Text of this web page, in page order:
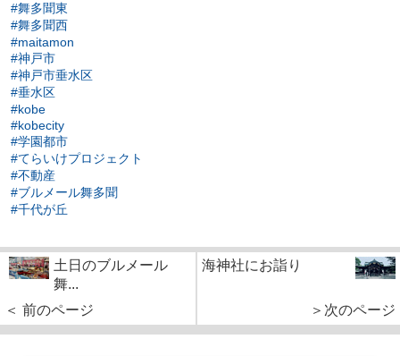
#舞多聞東
#舞多聞西
#maitamon
#神戸市
#神戸市垂水区
#垂水区
#kobe
#kobecity
#学園都市
#てらいけプロジェクト
#不動産
#ブルメール舞多聞
#千代が丘
土日のブルメール
舞...
＜ 前のページ
海神社にお詣り
＞次のページ